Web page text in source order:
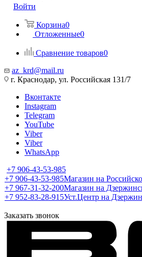
Войти
Корзина0
Отложенные0
Сравнение товаров0
az_krd@mail.ru
г. Краснодар, ул. Российская 131/7
Вконтакте
Instagram
Telegram
YouTube
Viber
Viber
WhatsApp
+7 906-43-53-985
+7 906-43-53-985Магазин на
+7 967-31-32-200Магазин на
+7 952-83-28-915Уст.Центр на
Заказать звонок